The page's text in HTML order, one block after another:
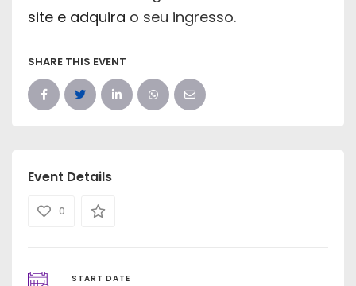
site e adquira o seu ingresso.
SHARE THIS EVENT
Event Details
0
START DATE